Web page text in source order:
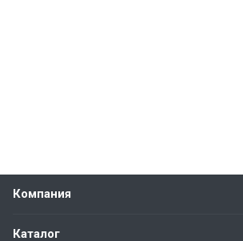
Компания
Каталог